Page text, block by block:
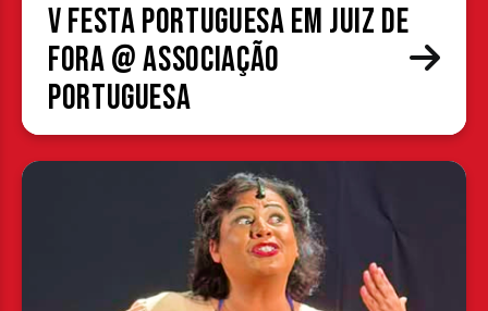
V Festa Portuguesa em Juiz de
Fora @ Associação
Portuguesa